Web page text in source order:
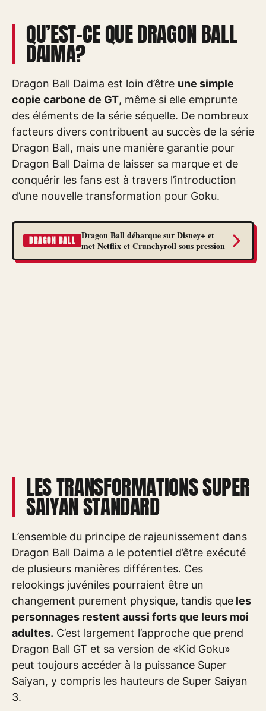
QU’EST-CE QUE DRAGON BALL
DAIMA?
Dragon Ball Daima est loin d’être une simple
copie carbone de GT, même si elle emprunte
des éléments de la série séquelle. De nombreux
facteurs divers contribuent au succès de la série
Dragon Ball, mais une manière garantie pour
Dragon Ball Daima de laisser sa marque et de
conquérir les fans est à travers l’introduction
d’une nouvelle transformation pour Goku.
DRAGON BALL Dragon Ball débarque sur Disney+ et
met Netflix et Crunchyroll sous pression
LES TRANSFORMATIONS SUPER
SAIYAN STANDARD
L’ensemble du principe de rajeunissement dans
Dragon Ball Daima a le potentiel d’être exécuté
de plusieurs manières différentes. Ces
relookings juvéniles pourraient être un
changement purement physique, tandis que les
personnages restent aussi forts que leurs moi
adultes. C’est largement l’approche que prend
Dragon Ball GT et sa version de «Kid Goku»
peut toujours accéder à la puissance Super
Saiyan, y compris les hauteurs de Super Saiyan
3.